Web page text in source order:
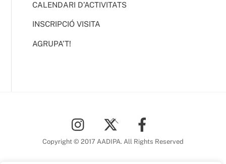
CALENDARI D’ACTIVITATS
INSCRIPCIÓ VISITA
AGRUPA’T!
To
Top
Copyright © 2017 AADIPA. All Rights Reserved